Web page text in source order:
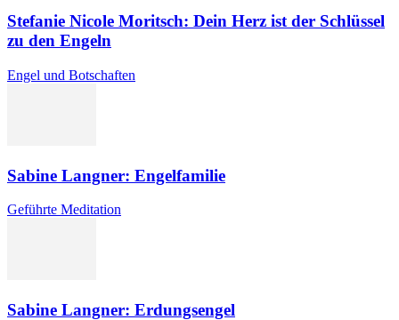
Stefanie Nicole Moritsch: Dein Herz ist der Schlüssel
zu den Engeln
Engel und Botschaften
Sabine Langner: Engelfamilie
Geführte Meditation
Sabine Langner: Erdungsengel